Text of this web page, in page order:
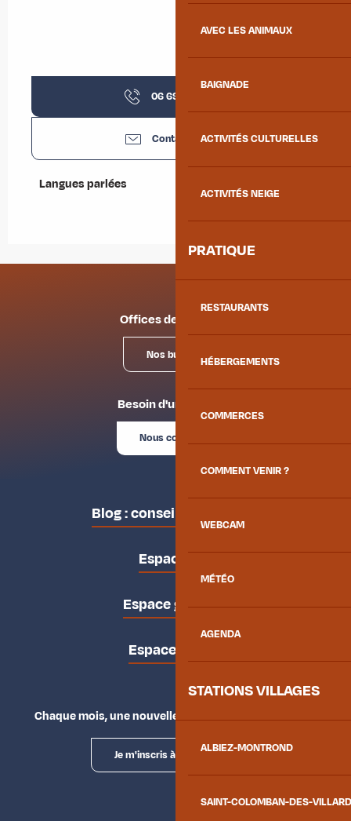
AVEC LES ANIMAUX
BAIGNADE
ACTIVITÉS CULTURELLES
ACTIVITÉS NEIGE
PRATIQUE
RESTAURANTS
HÉBERGEMENTS
COMMERCES
COMMENT VENIR ?
WEBCAM
MÉTÉO
AGENDA
STATIONS VILLAGES
ALBIEZ-MONTROND
SAINT-COLOMBAN-DES-
06 69 54 85
Contactez-nous
Langues parlées
Langues parlées
Offices de tourisme
Nos bureaux
Besoin d'un conseil ?
Nous contacter
Blog : conseils des locaux
Espace pro
Espace groupes
Espace presse
Chaque mois, une nouvelle façon d'explorer la vallée.
Je m'inscris à la newsletter